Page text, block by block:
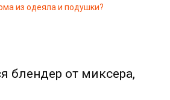
из одеяла и подушки?
блендер от миксера,